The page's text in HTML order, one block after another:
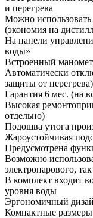
и перегрева
Можно
(экономия на
На панели
воды»
Встроенный
Автоматически
защиты от перегрева)
Гарантия 6 мес. (на
Высокая
отдельно)
Подошва утюга
Жароустойчивая
Предусмотрена
Возможно
электропарового,
В комплект входит
уровня воды
Эргономичный
Компактные размеры